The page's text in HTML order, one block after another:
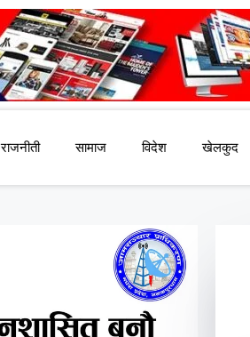
राजनीती सामाज विदेश खेलकुद